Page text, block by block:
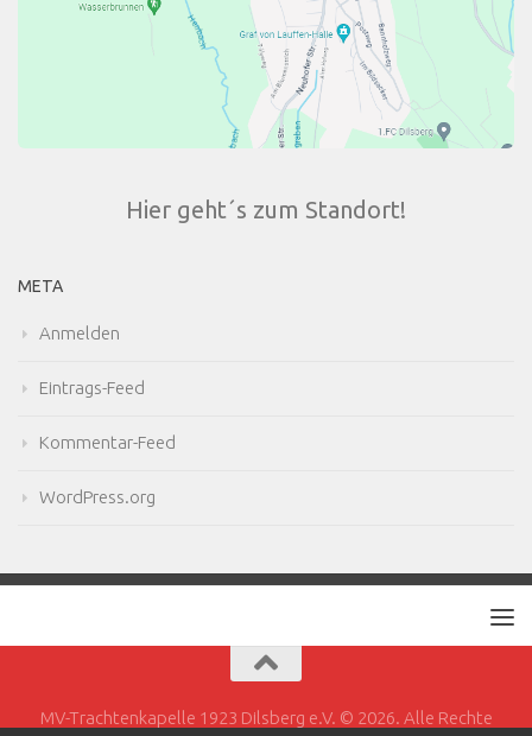
Hier geht´s zum Standort!
META
Anmelden
Eintrags-Feed
Kommentar-Feed
WordPress.org
MV-Trachtenkapelle 1923 Dilsberg e.V. © 2026. Alle Rechte